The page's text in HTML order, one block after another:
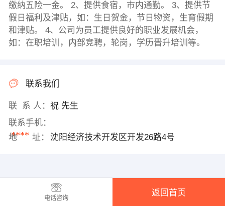
缴纳五险一金。 2、提供食宿，市内通勤。 3、提供节
假日福利及津贴，如：生日贺金，节日物资，生育假期
和津贴。 4、公司为员工提供良好的职业发展机会，
如：在职培训，内部竞聘，轮岗，学历晋升培训等。
联系我们
联 系 人： 祝 先生
联系手机：
****
地 址： 沈阳经济技术开发区开发26路4号
电话咨询
返回首页